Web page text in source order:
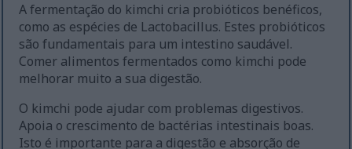
A fermentação do kimchi cria probióticos benéficos,
como as espécies de Lactobacillus. Estes probióticos
são fundamentais para um intestino saudável.
Comer alimentos fermentados como kimchi pode
melhorar muito a sua digestão.
O kimchi pode ajudar com problemas digestivos.
Apoia o crescimento de bactérias intestinais boas.
Isto é importante para a digestão e absorção de